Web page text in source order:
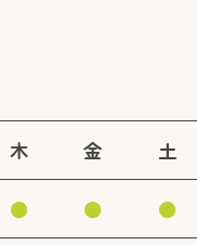
木 金 土
● ● ●